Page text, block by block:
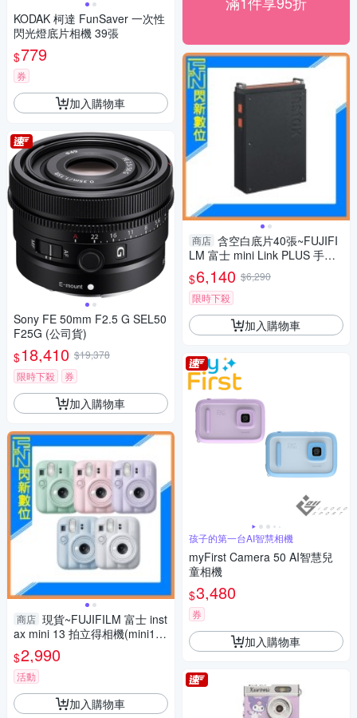
KODAK 柯達 FunSaver 一次性
閃光燈底片相機 39張
$779
券
加入購物車
Sony FE 50mm F2.5 G SEL50
F25G (公司貨)
$18,410 $19,378
限時下殺
券
加入購物車
商店 現貨~FUJIFILM 富士 inst
ax mini 13 拍立得相機(mini13,
公司貨)
$2,990
活動
加入購物車
商店 含空白底片40張~FUJIFI
LM 富士 mini Link PLUS 手機
印相機 清晰細膩列印(mini link
+，公司貨)
$6,140 $6,290
限時下殺
加入購物車
孩子的第一台AI智慧相機
myFirst Camera 50 AI智慧兒
童相機
$3,480
券
加入購物車